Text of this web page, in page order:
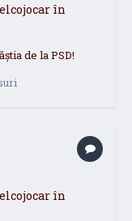
în
de la PSD!
în